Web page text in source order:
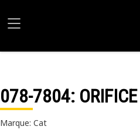
078-7804:
Marque: Cat